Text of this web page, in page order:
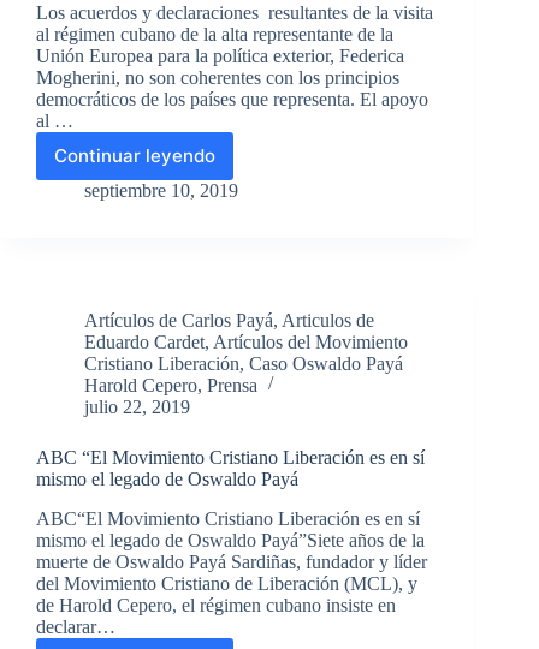
Los acuerdos y declaraciones resultantes de la visita
al régimen cubano de la alta representante de la
Unión Europea para la política exterior, Federica
Mogherini, no son coherentes con los principios
democráticos de los países que representa. El apoyo
al …
Continuar leyendo
La
visita
negocios
a
un
régimen
totalitario.
Eduardo
Cardet
septiembre 10, 2019
Artículos de Carlos Payá, Articulos de
Eduardo Cardet, Artículos del Movimiento
Cristiano Liberación, Caso Oswaldo Payá
Harold Cepero, Prensa
julio 22, 2019
ABC “El Movimiento Cristiano Liberación es en sí
mismo el legado de Oswaldo Payá
ABC“El Movimiento Cristiano Liberación es en sí
mismo el legado de Oswaldo Payá”Siete años de la
muerte de Oswaldo Payá Sardiñas, fundador y líder
del Movimiento Cristiano de Liberación (MCL), y
de Harold Cepero, el régimen cubano insiste en
declarar…